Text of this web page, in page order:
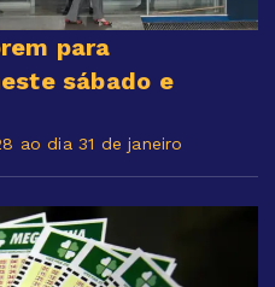
para
sábado e
ao dia 31 de janeiro